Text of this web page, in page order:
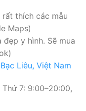
thích các mẫu
Maps)
đẹp y hình. Sẽ mua
Liêu, Việt Nam
7: 9:00–20:00,